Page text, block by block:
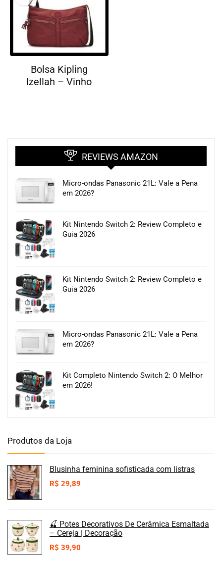
Bolsa Kipling
Izellah – Vinho
REVIEWS AMAZON
Micro-ondas Panasonic 21L: Vale a Pena
em 2026?
Kit Nintendo Switch 2: Review Completo e
Guia 2026
Kit Nintendo Switch 2: Review Completo e
Guia 2026
Micro-ondas Panasonic 21L: Vale a Pena
em 2026?
Kit Completo Nintendo Switch 2: O Melhor
em 2026!
Produtos da Loja
Blusinha feminina sofisticada com listras
R$ 29,89
🍒 Potes Decorativos De Cerâmica Esmaltada
– Cereja | Decoração
R$ 39,90